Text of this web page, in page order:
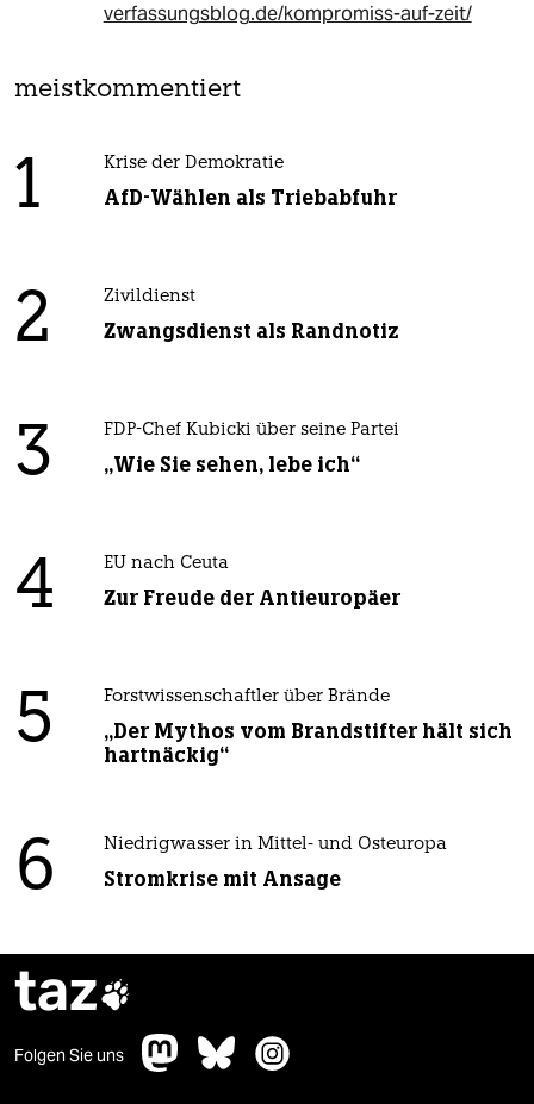
verfassungsblog.de/kompromiss-auf-zeit/
meistkommentiert
1 Krise der Demokratie
AfD-Wählen als Triebabfuhr
2 Zivildienst
Zwangsdienst als Randnotiz
3 FDP-Chef Kubicki über seine Partei
„Wie Sie sehen, lebe ich“
4 EU nach Ceuta
Zur Freude der Antieuropäer
5 Forstwissenschaftler über Brände
„Der Mythos vom Brandstifter hält sich
hartnäckig“
6 Niedrigwasser in Mittel- und Osteuropa
Stromkrise mit Ansage
taz
Folgen Sie uns